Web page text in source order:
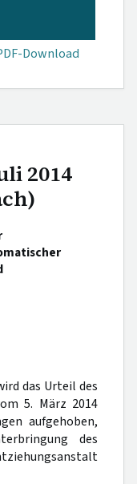
Download
2014
das Urteil des
5. März 2014
aufgehoben,
des